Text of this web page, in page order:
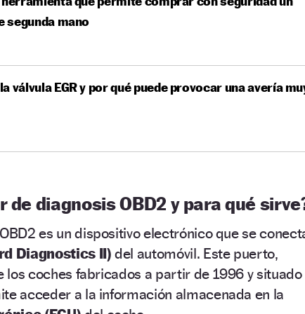
segunda mano
válvula EGR y por qué puede provocar una avería
de diagnosis OBD2 y para qué
es un dispositivo electrónico que se
Diagnostics II)del automóvil. Este puerto,
los coches fabricados a partir de 1996 y situado
acceder a la información almacenada en la